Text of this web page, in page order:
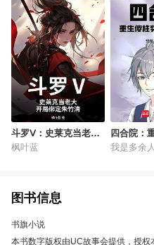
斗罗Ⅴ：史莱克当老
大，开局绑定朱竹清
枫叶蓝
四合院：
超强体魄
我是多余人
图书信息
书旗小说
本书数字版权由UC故事会提供，授